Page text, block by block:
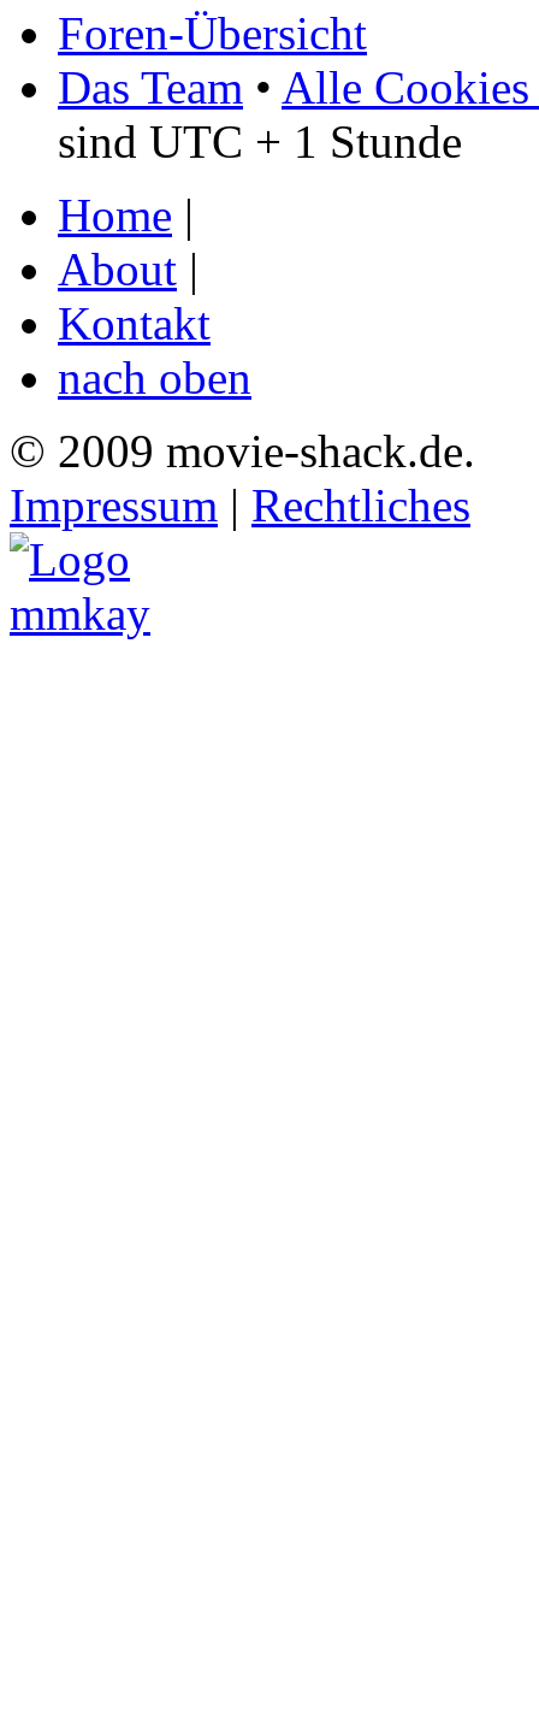
Foren-Übersicht
Das Team • Alle Cookies
sind UTC + 1 Stunde
Home |
About |
Kontakt
nach oben
© 2009 movie-shack.de.
Impressum | Rechtliches